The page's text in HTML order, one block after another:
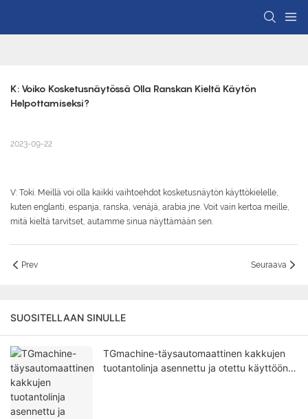
K: Voiko Kosketusnäytössä Olla Ranskan Kieltä Käytön
Helpottamiseksi?
2023-09-22
V: Toki. Meillä voi olla kaikki vaihtoehdot kosketusnäytön käyttökielelle,
kuten englanti, espanja, ranska, venäjä, arabia jne. Voit vain kertoa meille,
mitä kieltä tarvitset, autamme sinua näyttämään sen.
Prev Seuraava
SUOSITELLAAN SINULLE
TGmachine-täysautomaattinen kakkujen
tuotantolinja asennettu ja otettu käyttöön –